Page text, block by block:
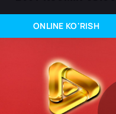
ONLINE KO'RISH